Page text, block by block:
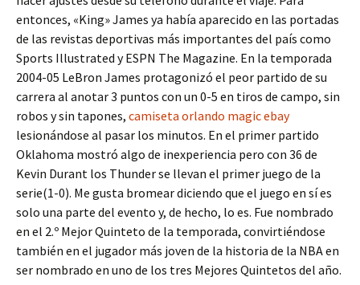
entonces, «King» James ya había aparecido en las portadas
de las revistas deportivas más importantes del país como
Sports Illustrated y ESPN The Magazine. En la temporada
2004-05 LeBron James protagonizó el peor partido de su
carrera al anotar 3 puntos con un 0-5 en tiros de campo, sin
robos y sin tapones, camiseta orlando magic ebay
lesionándose al pasar los minutos. En el primer partido
Oklahoma mostró algo de inexperiencia pero con 36 de
Kevin Durant los Thunder se llevan el primer juego de la
serie(1-0). Me gusta bromear diciendo que el juego en sí es
solo una parte del evento y, de hecho, lo es. Fue nombrado
en el 2.º Mejor Quinteto de la temporada, convirtiéndose
también en el jugador más joven de la historia de la NBA en
ser nombrado en uno de los tres Mejores Quintetos del año.